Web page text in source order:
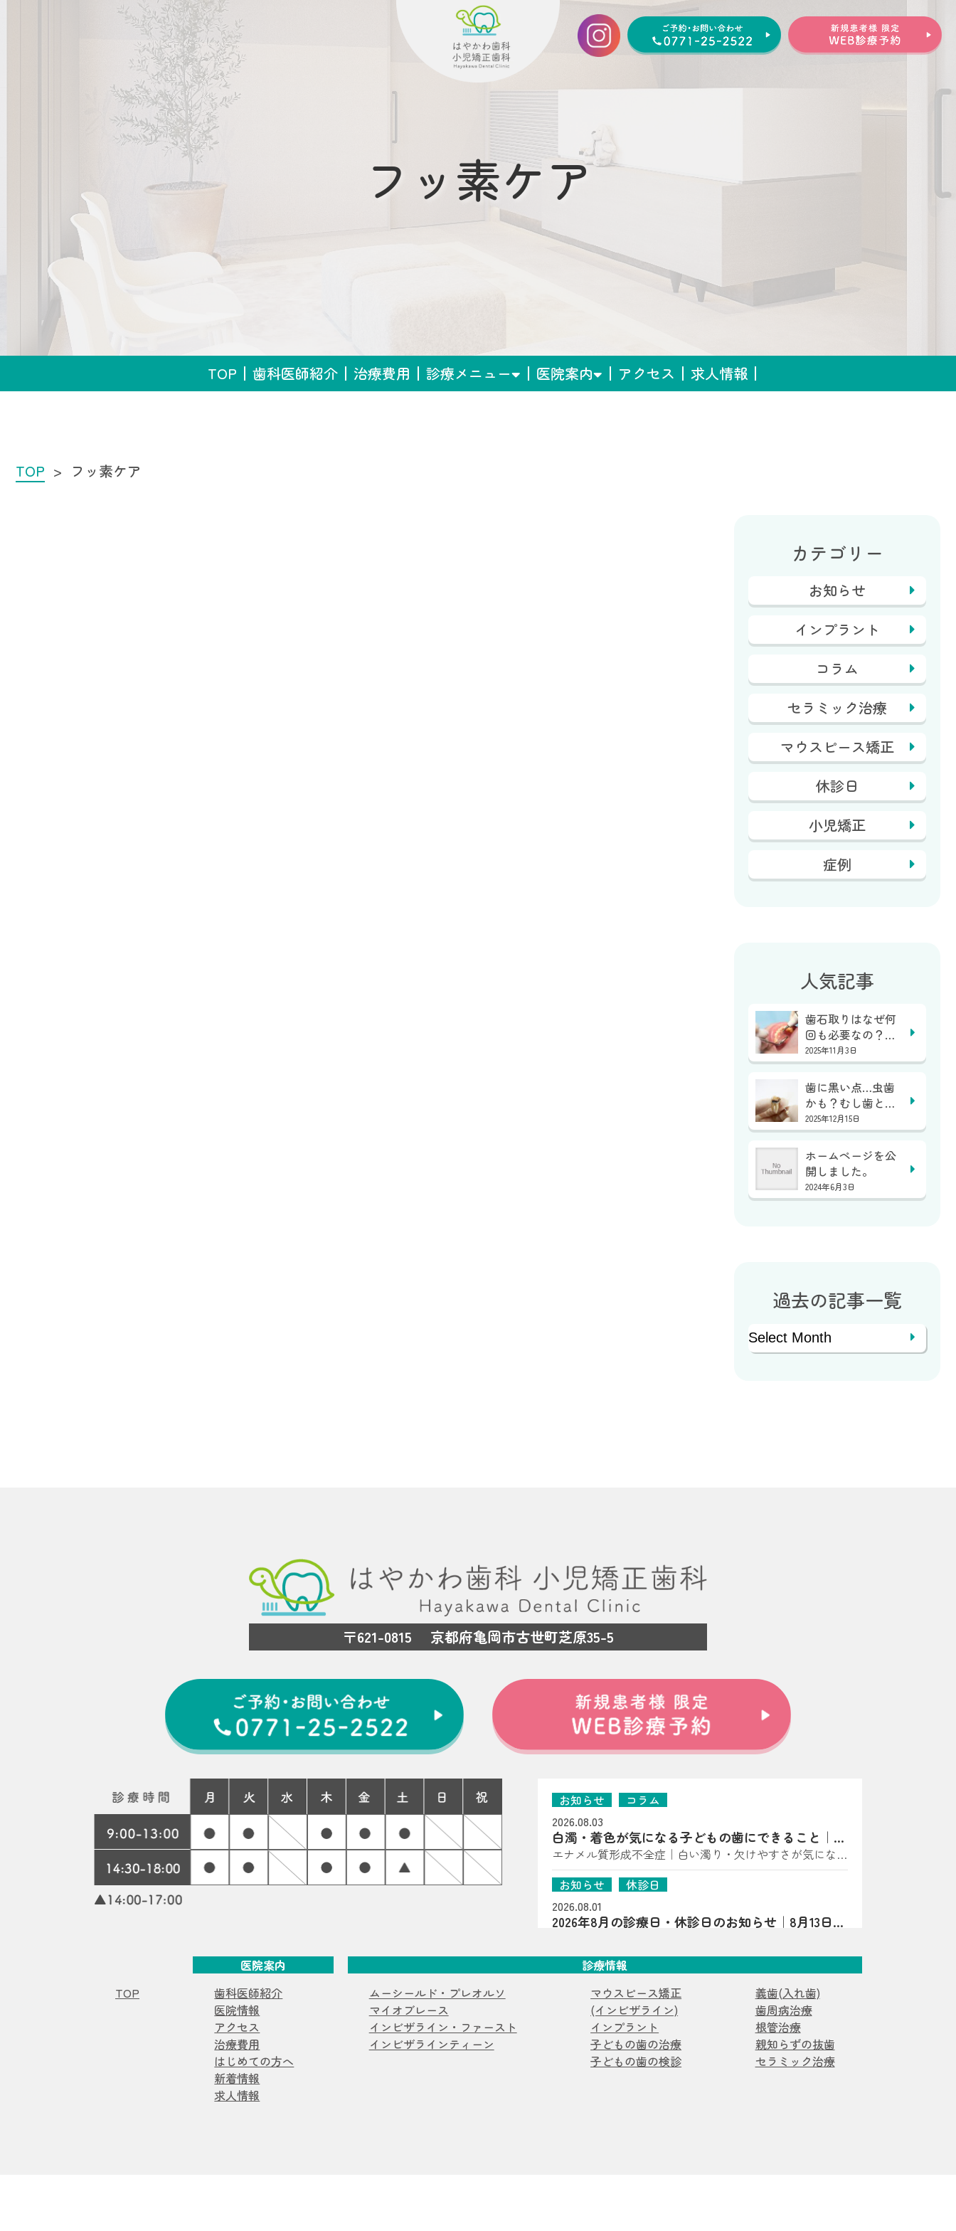
フッ素ケア
TOP 歯科医師紹介 治療費用 診療メニュー 医院案内 アクセス 求人情報
TOP フッ素ケア
カテゴリー
お知らせ
インプラント
コラム
セラミック治療
マウスピース矯正
休診日
小児矯正
症例
人気記事
歯石取りはなぜ何
回も必要なの？１
回で終わらない？
｜...
2025年11月3日
歯に黒い点…虫歯
かも？むし歯と着
色の見分け方｜亀
岡...
2025年12月15日
ホームページを公
開しました。
2024年6月3日
過去の記事一覧
Archives
〒621-0815 京都府亀岡市古世町芝原35-5
お知らせ
コラム
2026.08.03
白濁・着色が気になる子どもの歯にできること｜亀
岡市の歯科医師が解説
エナメル質形成不全症｜白い濁り・欠けやすさが気になっ
たら（子どもの歯に多い“歯の質”のトラブル） こんにち
は、はやかわ歯科 小児矯正歯科です。 「歯に白い点があ
る」「一部だけ黄〜茶色っぽい」「すぐ欠ける・しみる」
――といった様子が見られる場合、エナメル質形成不全症
は、歯が顎の中で作られている段階で、エナメル質の量が
少なかったり、硬さが十分でなかったりする状態です。
生えてきた時点で“守る層”が弱いことがあるため、見た目
だけでなく、しみ・欠け・むし歯につながりやすいのが特
徴です（乳歯・永久歯どちらにも起こり得ます）。 ▲ 白
濁・着色・欠けやすさは“歯の質”のサインのことも よく
ある見え方・感じ方｜「汚れ」とは違った変化が！？ エ
お知らせ
休診日
2026.08.01
2026年8月の診療日・休診日のお知らせ｜8月13日は
曜・祝日、8月14日・15日は休診となります。8月13日は夏
祭りを開催します。詳細はInstagramをご確認ください。
マウスピース矯正
症例
2026.07.20
【マウスピース矯正症例】過剰歯2本を伴う非臼歯
抜歯ケース
過剰歯2本がある20代女性のマウスピース矯正症例を紹
介。小臼歯を抜かずに治療計画を立てた理由や、口腔内ス
キャナーを用いた診断、非抜歯矯正の可能性について解説
お知らせ
コラム
TOP
医院案内
歯科医師紹介
医院情報
アクセス
治療費用
はじめての方へ
新着情報
求人情報
診療情報
ムーシールド・プレオルソ
マイオブレース
インビザライン・ファースト
インビザラインティーン
マウスピース矯正
(インビザライン)
インプラント
子どもの歯の治療
子どもの歯の検診
義歯(入れ歯)
歯周病治療
根管治療
親知らずの抜歯
セラミック治療